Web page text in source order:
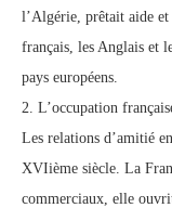
l’Algérie, prêtait aide et
français, les Anglais et
pays européens.
2. L’occupation
Les relations d’amitié
XVIième siècle. La
commerciaux, elle